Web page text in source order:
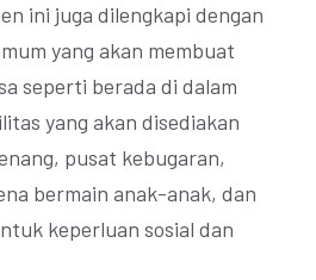
ini juga dilengkapi dengan
yang akan membuat
seperti berada di dalam
yang akan disediakan
pusat kebugaran,
bermain anak-anak, dan
keperluan sosial dan